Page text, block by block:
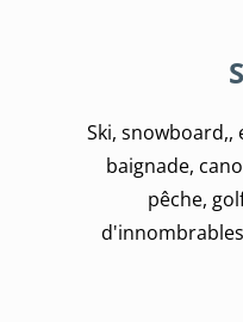
Ski, snowboard,,
baignade,
pêche,